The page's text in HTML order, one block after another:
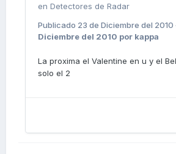
en Detectores de Radar
Publicado 23 de Diciembre del 2010
Diciembre del 2010 por kappa
La proxima el Valentine en u y el
solo el 2